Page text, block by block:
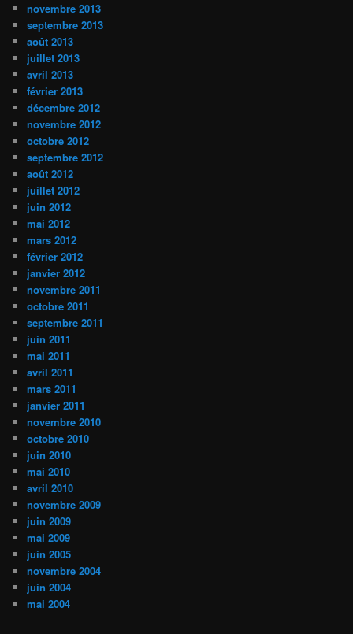
novembre 2013
septembre 2013
août 2013
juillet 2013
avril 2013
février 2013
décembre 2012
novembre 2012
octobre 2012
septembre 2012
août 2012
juillet 2012
juin 2012
mai 2012
mars 2012
février 2012
janvier 2012
novembre 2011
octobre 2011
septembre 2011
juin 2011
mai 2011
avril 2011
mars 2011
janvier 2011
novembre 2010
octobre 2010
juin 2010
mai 2010
avril 2010
novembre 2009
juin 2009
mai 2009
juin 2005
novembre 2004
juin 2004
mai 2004